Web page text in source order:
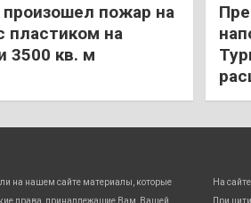
пожар на
пластиком на
3500 кв. м
на нашем сайте материалы, которые
права, принадлежащие Вам, Вашей
На
При